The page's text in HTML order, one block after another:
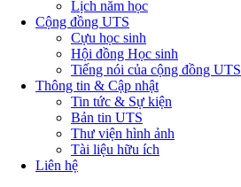
Lịch năm học
Cộng đồng UTS
Cựu học sinh
Hội đồng Học sinh
Tiếng nói của cộng đồng UTS
Thông tin & Cập nhật
Tin tức & Sự kiện
Bản tin UTS
Thư viện hình ảnh
Tài liệu hữu ích
Liên hệ